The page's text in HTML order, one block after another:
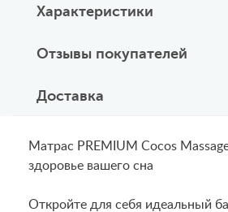
Характеристики
Отзывы покупателей
Доставка
Матрас PREMIUM Cocos
здоровье вашего сна
Откройте для себя идеальный